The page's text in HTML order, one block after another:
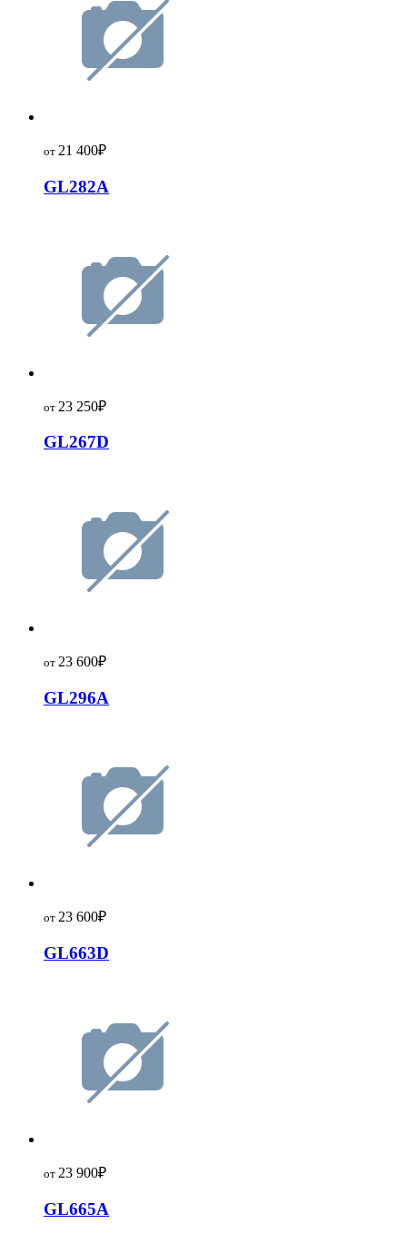
от 21 400₽
GL282A
от 23 250₽
GL267D
от 23 600₽
GL296A
от 23 600₽
GL663D
от 23 900₽
GL665A